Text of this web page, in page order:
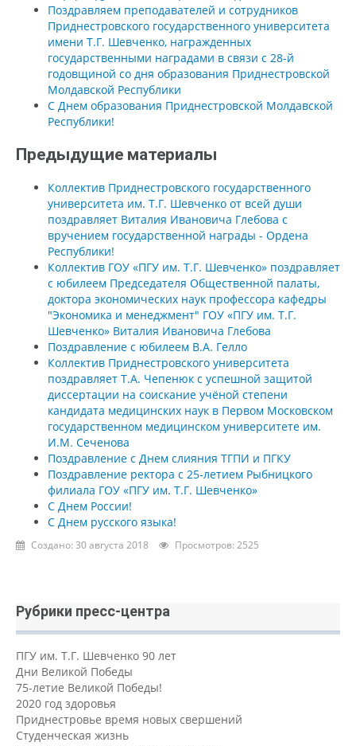
Поздравляем преподавателей и сотрудников
Приднестровского государственного университета
имени Т.Г. Шевченко, награжденных
государственными наградами в связи с 28-й
годовщиной со дня образования Приднестровской
Молдавской Республики
С Днем образования Приднестровской Молдавской
Республики!
Предыдущие материалы
Коллектив Приднестровского государственного
университета им. Т.Г. Шевченко от всей души
поздравляет Виталия Ивановича Глебова с
вручением государственной награды - Ордена
Республики!
Коллектив ГОУ «ПГУ им. Т.Г. Шевченко» поздравляет
с юбилеем Председателя Общественной палаты,
доктора экономических наук профессора кафедры
"Экономика и менеджмент" ГОУ «ПГУ им. Т.Г.
Шевченко» Виталия Ивановича Глебова
Поздравление с юбилеем В.А. Гелло
Коллектив Приднестровского университета
поздравляет Т.А. Чепенюк с успешной защитой
диссертации на соискание учёной степени
кандидата медицинских наук в Первом Московском
государственном медицинском университете им.
И.М. Сеченова
Поздравление с Днем слияния ТГПИ и ПГКУ
Поздравление ректора с 25-летием Рыбницкого
филиала ГОУ «ПГУ им. Т.Г. Шевченко»
С Днем России!
С Днем русского языка!
Создано: 30 августа 2018 Просмотров: 2525
Рубрики пресс-центра
ПГУ им. Т.Г. Шевченко 90 лет
Дни Великой Победы
75-летие Великой Победы!
2020 год здоровья
Приднестровье время новых свершений
Студенческая жизнь